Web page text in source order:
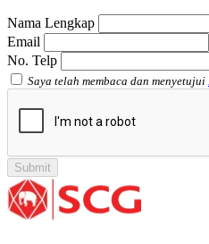
Nama Lengkap
Email
No. Telp
Saya telah membaca dan menyetujui